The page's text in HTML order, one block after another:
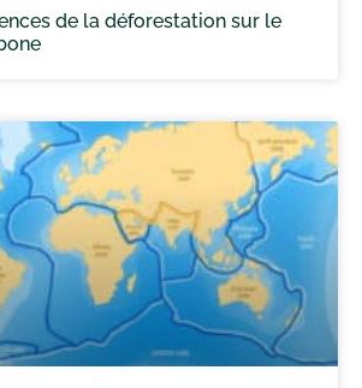
de la déforestation sur le